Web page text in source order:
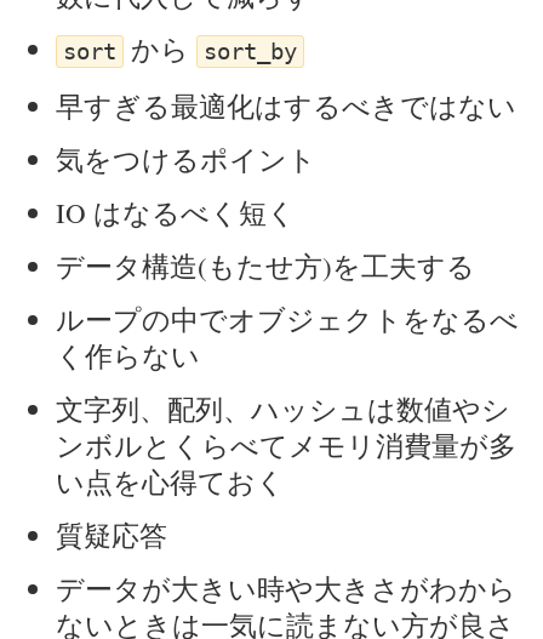
sort から sort_by
早すぎる最適化はするべきではない
気をつけるポイント
IO はなるべく短く
データ構造(もたせ方)を工夫する
ループの中でオブジェクトをなるべ
く作らない
文字列、配列、ハッシュは数値やシ
ンボルとくらべてメモリ消費量が多
い点を心得ておく
質疑応答
データが大きい時や大きさがわから
ないときは一気に読まない方が良さ